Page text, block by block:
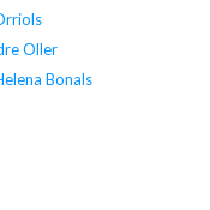
Oller
Bonals